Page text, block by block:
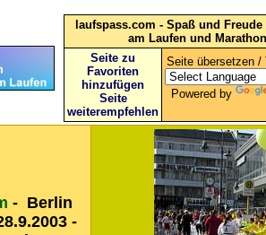
laufspass.com - Spaß und
am Laufen und Marathon
Seite zu
Favoriten
hinzufügen
Seite
weiterempfehlen
Seite übersetzen /
Powered by
- Berlin
-